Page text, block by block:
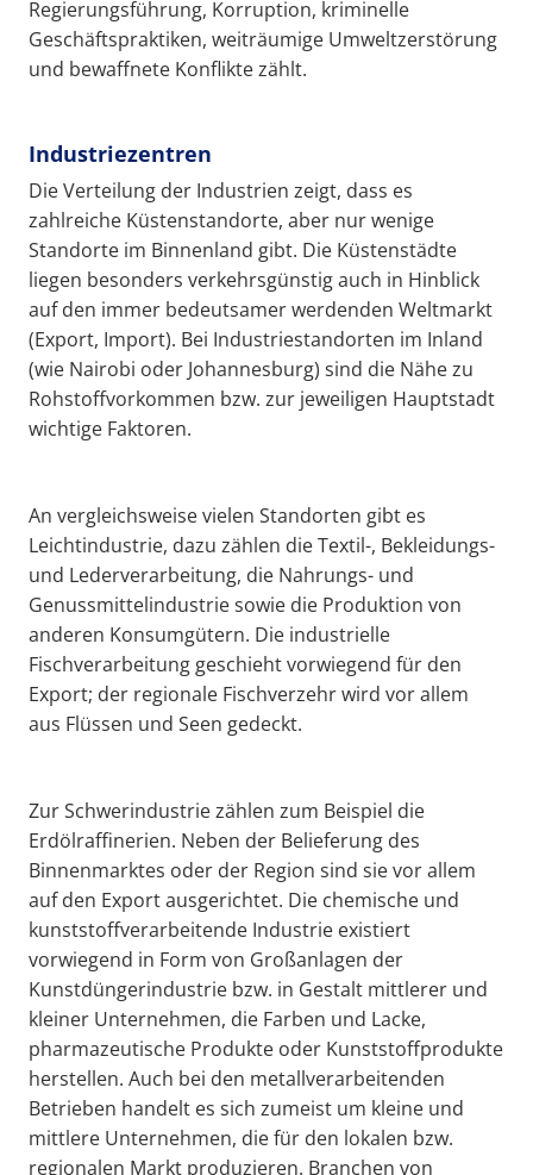
Regierungsführung, Korruption, kriminelle
Geschäftspraktiken, weiträumige Umweltzerstörung
und bewaffnete Konflikte zählt.
Industriezentren
Die Verteilung der Industrien zeigt, dass es
zahlreiche Küstenstandorte, aber nur wenige
Standorte im Binnenland gibt. Die Küstenstädte
liegen besonders verkehrsgünstig auch in Hinblick
auf den immer bedeutsamer werdenden Weltmarkt
(Export, Import). Bei Industriestandorten im Inland
(wie Nairobi oder Johannesburg) sind die Nähe zu
Rohstoffvorkommen bzw. zur jeweiligen Hauptstadt
wichtige Faktoren.
An vergleichsweise vielen Standorten gibt es
Leichtindustrie, dazu zählen die Textil-, Bekleidungs-
und Lederverarbeitung, die Nahrungs- und
Genussmittelindustrie sowie die Produktion von
anderen Konsumgütern. Die industrielle
Fischverarbeitung geschieht vorwiegend für den
Export; der regionale Fischverzehr wird vor allem
aus Flüssen und Seen gedeckt.
Zur Schwerindustrie zählen zum Beispiel die
Erdölraffinerien. Neben der Belieferung des
Binnenmarktes oder der Region sind sie vor allem
auf den Export ausgerichtet. Die chemische und
kunststoffverarbeitende Industrie existiert
vorwiegend in Form von Großanlagen der
Kunstdüngerindustrie bzw. in Gestalt mittlerer und
kleiner Unternehmen, die Farben und Lacke,
pharmazeutische Produkte oder Kunststoffprodukte
herstellen. Auch bei den metallverarbeitenden
Betrieben handelt es sich zumeist um kleine und
mittlere Unternehmen, die für den lokalen bzw.
regionalen Markt produzieren. Branchen von